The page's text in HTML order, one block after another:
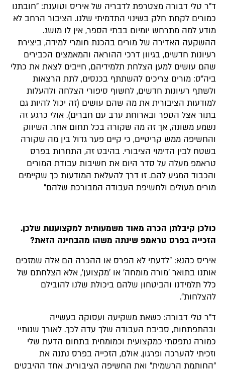
ד"ר טלי דבורה מצטרפת לדבריה של איריס וטוענת: "חובתנו
כמורים לקחת חלק בשינוי התדמיתי שלנו. הציבור הרחב לא
מודע למה מתרחש יומיום בבתי הספר, אין לו מושג.
ההשקעה האדירה של מורים בהכנת חומרי למידה, ביצירת
רעיונות חדשים, בגיוון דרכי ההוראה והמאמצים הכבירים
שהם עושים למען הצלחת תלמידיהם, חייבים לצאת את כתלי
ביה"ס: מורים צריכים להשתתף בכנסים, לתת הרצאות
ולשתף רעיונות חדשים, לחשוף סיפורי הצלחה ולהעלות
למודעות הציבורית את מה שהם עושים (זה יכול להיות גם
בתור אצל הספר ובארוחת ערב עם חברים). אולי כרגע זה
נשמע משונה, אך זה מה שקורה בכל תחום אחר. השיווק
והחשיפה ממש קריטיים, כי קיים פער גדול בין מה שקורה
בשטח לבין הדימוי הציבורי. בהיבט זה, התחרות בפרס
טראמפ מעלה על סדר היום את חשיבות עבודת המורים
והכבוד המגיע להם. זו דרך להעלאת המודעות כך שקיימים
מורים מעולים ולחשיפת העבודה המבורכת שלהם"
כולכן קיבלתן הכרה מאוד משמעותית למקצוענות שלכן.
הזכייה בפרס טראמפ שינתה משהו מהבחינה הזאת?
איריס כהנא: "לדעתי לא הפרס או ההכרה הם אלה שמזכים
אותנו בתואר 'מורה מומחה' או 'מקצוען', אלא הצלחתם של
כלל תלמידנו והביטחון שלהם ביכולת שלנו להובילם
להצלחות".
ד"ר טלי דבורה: כשאת משקיעה ועסוקה בעשייה
ובהתפתחות, סביבת העבודה שלך עדה לכך. לאורך שנותיי
כמורה נתפסתי כמקצועית וכמומחית בתחום הדעת שלי
וזכיתי להערכה ופרגון. אולם, הזכייה בפרס נתנה את
"החותמת הרשמית" ואת החשיפה הציבורית. אחד ההיבטים